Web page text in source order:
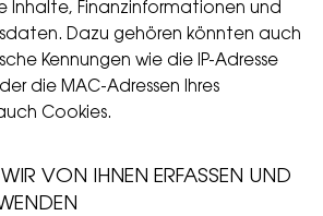
Inhalte, Finanzinformationen und
Dazu gehören könnten auch
Kennungen wie die IP-Adresse
die MAC-Adressen Ihres
Cookies.
VON IHNEN ERFASSEN UND